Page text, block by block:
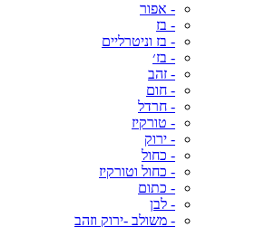
- אפור
- בז
- בז וניטרליים
- בז׳
- זהב
- חום
- חרדל
- טורקיז
- ירוק
- כחול
- כחול וטורקיז
- כתום
- לבן
- משולב -ירוק וזהב